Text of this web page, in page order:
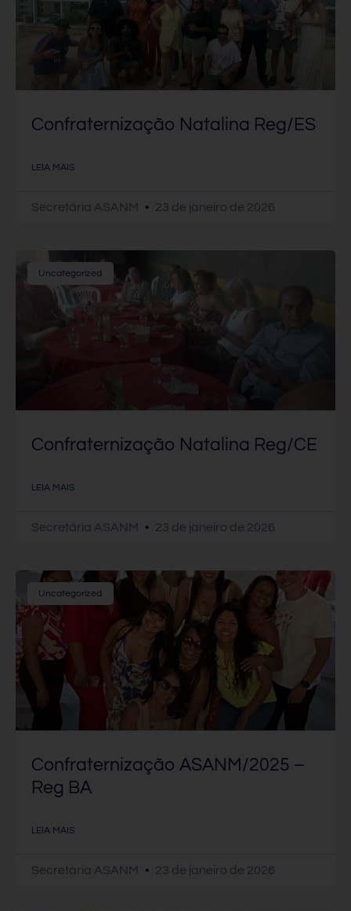
Confraternização Natalina Reg/ES
LEIA MAIS
Secretária ASANM 23 de janeiro de 2026
Uncategorized
Confraternização Natalina Reg/CE
LEIA MAIS
Secretária ASANM 23 de janeiro de 2026
Uncategorized
Confraternização ASANM/2025 –
Reg BA
LEIA MAIS
Secretária ASANM 23 de janeiro de 2026